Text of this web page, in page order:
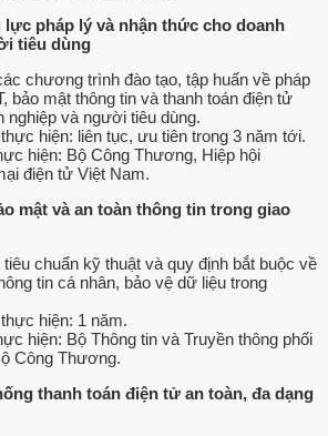
lực pháp lý và nhận thức cho doanh
tiêu dùng
chương trình đào tạo, tập huấn về pháp
bảo mật thông tin và thanh toán điện tử
nghiệp và người tiêu dùng.
hiện: liên tục, ưu tiên trong 3 năm tới.
hiện: Bộ Công Thương, Hiệp hội
điện tử Việt Nam.
mật và an toàn thông tin trong giao
chuẩn kỹ thuật và quy định bắt buộc về
tin cá nhân, bảo vệ dữ liệu trong
hiện: 1 năm.
hiện: Bộ Thông tin và Truyền thông phối
Công Thương.
thanh toán điện tử an toàn, đa dạng